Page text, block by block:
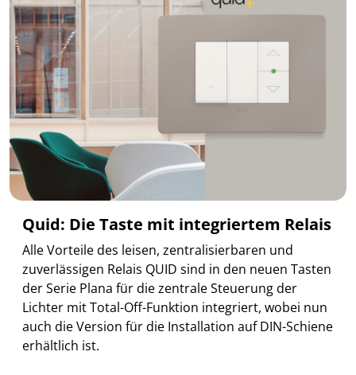
Quid: Die Taste mit integriertem Relais
Alle Vorteile des leisen, zentralisierbaren und
zuverlässigen Relais QUID sind in den neuen Tasten
der Serie Plana für die zentrale Steuerung der
Lichter mit Total-Off-Funktion integriert, wobei nun
auch die Version für die Installation auf DIN-Schiene
erhältlich ist.